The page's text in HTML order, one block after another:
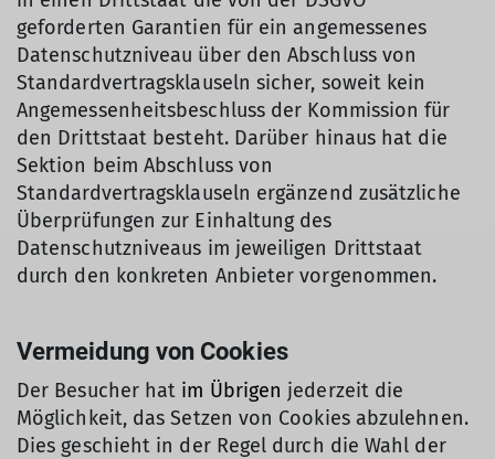
geforderten Garantien für ein angemessenes
Datenschutzniveau über den Abschluss von
Standardvertragsklauseln sicher, soweit kein
Angemessenheitsbeschluss der Kommission für
den Drittstaat besteht. Darüber hinaus hat die
Sektion beim Abschluss von
Standardvertragsklauseln ergänzend zusätzliche
Überprüfungen zur Einhaltung des
Datenschutzniveaus im jeweiligen Drittstaat
durch den konkreten Anbieter vorgenommen.
Vermeidung von Cookies
Der Besucher hat im Übrigen jederzeit die
Möglichkeit, das Setzen von Cookies abzulehnen.
Dies geschieht in der Regel durch die Wahl der